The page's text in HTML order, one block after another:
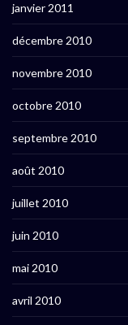
janvier 2011
décembre 2010
novembre 2010
octobre 2010
septembre 2010
août 2010
juillet 2010
juin 2010
mai 2010
avril 2010